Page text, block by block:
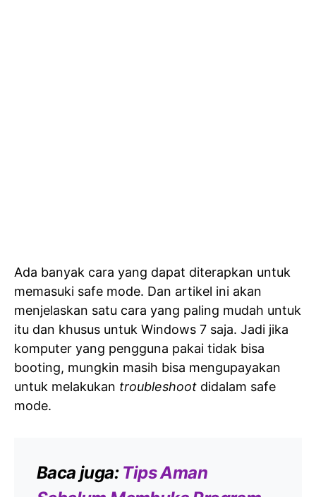
Ada banyak cara yang dapat diterapkan untuk
memasuki safe mode. Dan artikel ini akan
menjelaskan satu cara yang paling mudah untuk
itu dan khusus untuk Windows 7 saja. Jadi jika
komputer yang pengguna pakai tidak bisa
booting, mungkin masih bisa mengupayakan
untuk melakukan troubleshoot didalam safe
mode.
Baca juga: Tips Aman